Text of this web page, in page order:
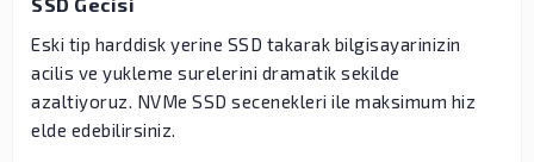
Eski tip harddisk yerine SSD takarak bilgisayarinizin
acilis ve yukleme surelerini dramatik sekilde
azaltiyoruz. NVMe SSD secenekleri ile maksimum hiz
elde edebilirsiniz.